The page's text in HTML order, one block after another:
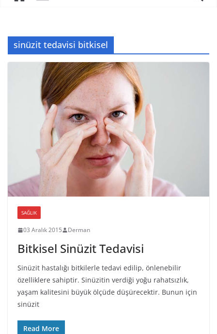
sinüzit tedavisi bitkisel
SAĞLIK
03 Aralık 2015 Derman
Bitkisel Sinüzit Tedavisi
Sinüzit hastalığı bitkilerle tedavi edilip, önlenebilir
özelliklere sahiptir. Sinüzitin verdiği yoğu rahatsızlık,
yaşam kalitesini büyük ölçüde düşürecektir. Bunun için
sinüzit
Read More